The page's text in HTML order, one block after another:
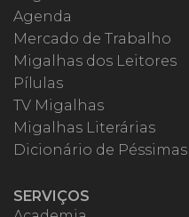
Agenda
Mercado de Trabalho
Migalhas dos Leitores
Pílulas
TV Migalhas
Migalhas Literárias
Dicionário de Péssimas
SERVIÇOS